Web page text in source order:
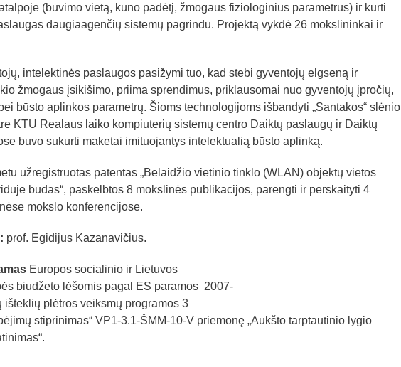
(buvimo vietą, kūno padėtį, žmogaus fiziologinius parametrus) ir kurti
daugiaagenčių sistemų pagrindu. Projektą vykdė 26 mokslininkai ir
intelektinės paslaugos pasižymi tuo, kad stebi gyventojų elgseną ir
žmogaus įsikišimo, priima sprendimus, priklausomai nuo gyventojų įpročių,
būsto aplinkos parametrų. Šioms technologijoms išbandyti „Santakos“ slėnio
KTU Realaus laiko kompiuterių sistemų centro Daiktų paslaugų ir Daiktų
buvo sukurti maketai imituojantys intelektualią būsto aplinką.
užregistruotas patentas „Belaidžio vietinio tinklo (WLAN) objektų vietos
būdas“, paskelbtos 8 mokslinės publikacijos, parengti ir perskaityti 4
mokslo konferencijose.
prof. Egidijus Kazanavičius.
Europos socialinio ir Lietuvos
biudžeto lėšomis pagal ES paramos 2007-
išteklių plėtros veiksmų programos 3
stiprinimas“ VP1-3.1-ŠMM-10-V priemonę „Aukšto tarptautinio lygio